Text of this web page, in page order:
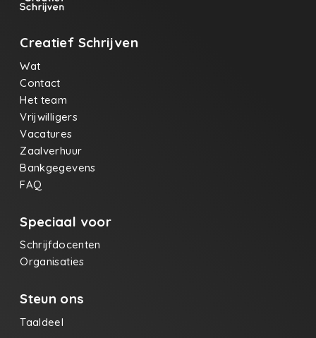
Creatief Schrijven
Wat
Contact
Het team
Vrijwilligers
Vacatures
Zaalverhuur
Bankgegevens
FAQ
Speciaal voor
Schrijfdocenten
Organisaties
Steun ons
Taaldeel